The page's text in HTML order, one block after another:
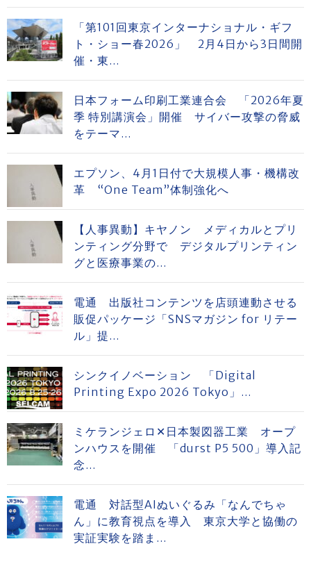
「第101回東京インターナショナル・ギフ
ト・ショー春2026」 2月4日から3日間開
催・東...
日本フォーム印刷工業連合会 「2026年夏
季 特別講演会」開催 サイバー攻撃の脅威
をテーマ...
エプソン、4月1日付で大規模人事・機構改
革 “One Team”体制強化へ
【人事異動】キヤノン メディカルとプリ
ンティング分野で デジタルプリンティン
グと医療事業の...
電通 出版社コンテンツを店頭連動させる
販促パッケージ「SNSマガジン for リテー
ル」提...
シンクイノベーション 「Digital
Printing Expo 2026 Tokyo」...
ミケランジェロ✕日本製図器工業 オープ
ンハウスを開催 「durst P5 500」導入記
念...
電通 対話型AIぬいぐるみ「なんでちゃ
ん」に教育視点を導入 東京大学と協働の
実証実験を踏ま...